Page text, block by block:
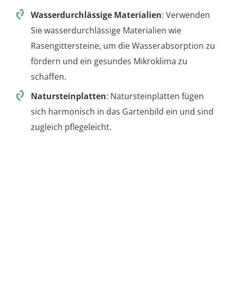
Wasserdurchlässige Materialien: Verwenden
Sie wasserdurchlässige Materialien wie
Rasengittersteine, um die Wasserabsorption zu
fördern und ein gesundes Mikroklima zu
schaffen.
Natursteinplatten: Natursteinplatten fügen
sich harmonisch in das Gartenbild ein und sind
zugleich pflegeleicht.